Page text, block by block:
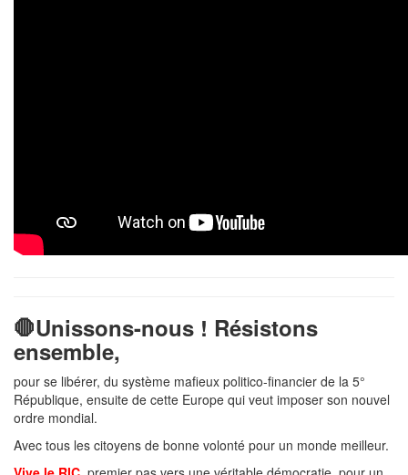
🛑Unissons-nous ! Résistons
ensemble,
pour se libérer, du système mafieux politico-financier de la 5°
République, ensuite de cette Europe qui veut imposer son nouvel
ordre mondial.
Avec tous les citoyens de bonne volonté pour un monde meilleur.